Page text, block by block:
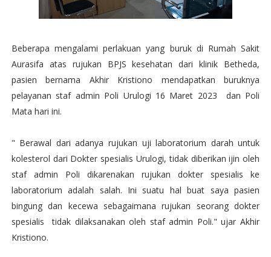
Beberapa mengalami perlakuan yang buruk di Rumah Sakit
Aurasifa atas rujukan BPJS kesehatan dari klinik Betheda,
pasien bernama Akhir Kristiono mendapatkan buruknya
pelayanan staf admin Poli Urulogi 16 Maret 2023 dan Poli
Mata hari ini.
" Berawal dari adanya rujukan uji laboratorium darah untuk
kolesterol dari Dokter spesialis Urulogi, tidak diberikan ijin oleh
staf admin Poli dikarenakan rujukan dokter spesialis ke
laboratorium adalah salah. Ini suatu hal buat saya pasien
bingung dan kecewa sebagaimana rujukan seorang dokter
spesialis tidak dilaksanakan oleh staf admin Poli." ujar Akhir
Kristiono.